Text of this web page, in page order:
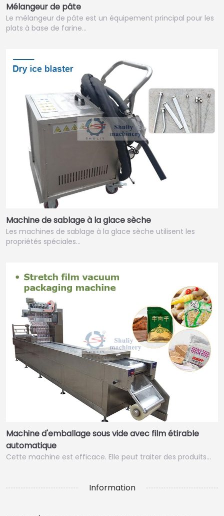
Mélangeur de pâte
Le mélangeur de pâte est un équipement principal pour les
plats à base de farine…
Machine de sablage à la glace sèche
Les machines de sablage à la glace sèche utilisent les
propriétés spéciales…
Machine d'emballage sous vide avec film étirable
automatique
Cette machine est efficace. Elle peut traiter des produits…
Information